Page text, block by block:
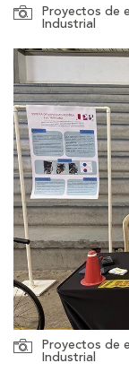
Proyectos de
Industrial
Proyectos de
Industrial